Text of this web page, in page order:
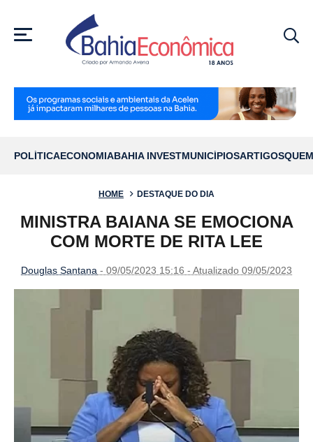
MENU
POLÍTICAECONOMIABAHIA INVESTMUNICÍPIOSARTIGOS
HOME DESTAQUE DO DIA
MINISTRA BAIANA SE EMOCIONA
COM MORTE DE RITA LEE
Douglas Santana - 09/05/2023 15:16 - Atualizado 09/05/2023